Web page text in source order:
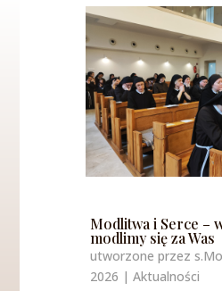
Modlitwa i Serce –
modlimy się za Was
utworzone przez
2026 |Aktualności